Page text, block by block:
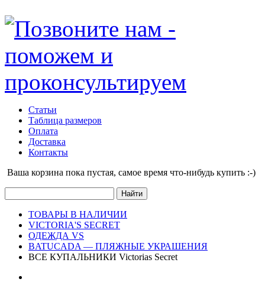
Статьи
Таблица размеров
Оплата
Доставка
Контакты
Ваша корзина пока пустая, cамое время что-нибудь купить :-)
ТОВАРЫ В НАЛИЧИИ
VICTORIA'S SECRET
ОДЕЖДА VS
BATUCADA — ПЛЯЖНЫЕ УКРАШЕНИЯ
ВСЕ КУПАЛЬНИКИ Victorias Secret